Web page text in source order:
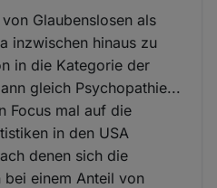
Glaubenslosen als
inzwischen hinaus zu
in die Kategorie der
gleich Psychopathie...
Focus mal auf die
in den USA
denen sich die
bei einem Anteil von